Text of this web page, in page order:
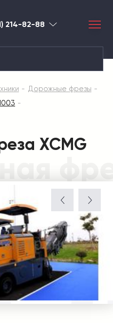
214-82-88 Красноярск
Дорожные фрезы
XCMG